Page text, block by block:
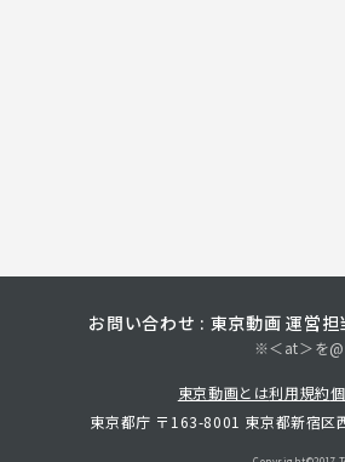
お問い合わせ : 東京動画 運営担
※＜at＞を@
東京動画とは利用規約
東京都庁 〒163-8001 東京都新宿区